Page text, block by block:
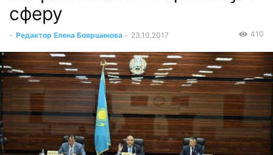
сферу
- Редактор Елена Бояршинова - 23.10.2017 410